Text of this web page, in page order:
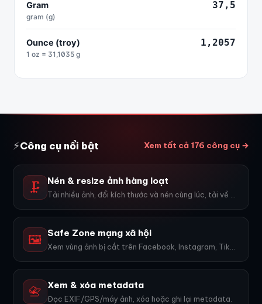
Gram
gram (g)
37,5
Ounce (troy)
1 oz = 31,1035 g
1,2057
⚡Công cụ nổi bật Xem tất cả 176 công cụ →
🗜️ Nén & resize ảnh hàng loạt
Tải nhiều ảnh, đổi kích thước và nén cùng lúc, tải về ZIP.
🖼️ Safe Zone mạng xã hội
Xem vùng ảnh bị cắt trên Facebook, Instagram, TikTok, YouTube...
📇 Xem & xóa metadata
Đọc EXIF/GPS/máy ảnh, xóa hoặc ghi lại metadata.